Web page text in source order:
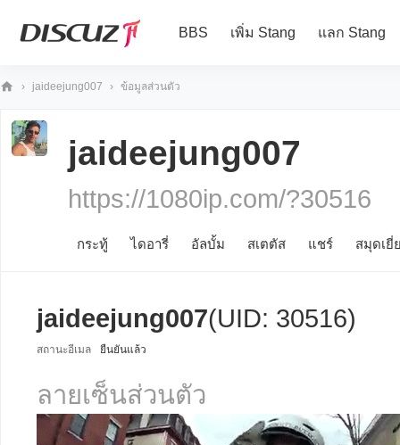
BBS เพิ่ม Stang แลก Stang
80
› jaideejung007 › ข้อมูลส่วนตัว
jaideejung007
https://1080ip.com/?30516
กระทู้ ไดอารี่ อัลบั้ม สเตตัส แชร์ สมุดเยี่
jaideejung007(UID: 30516)
สถานะอีเมล ยืนยันแล้ว
ลายเซ็นส่วนตัว